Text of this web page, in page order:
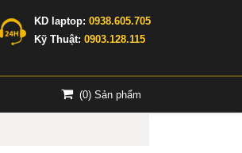
KD laptop:0938.605.705
Kỹ Thuật:0903.128.115
(0) Sản phẩm